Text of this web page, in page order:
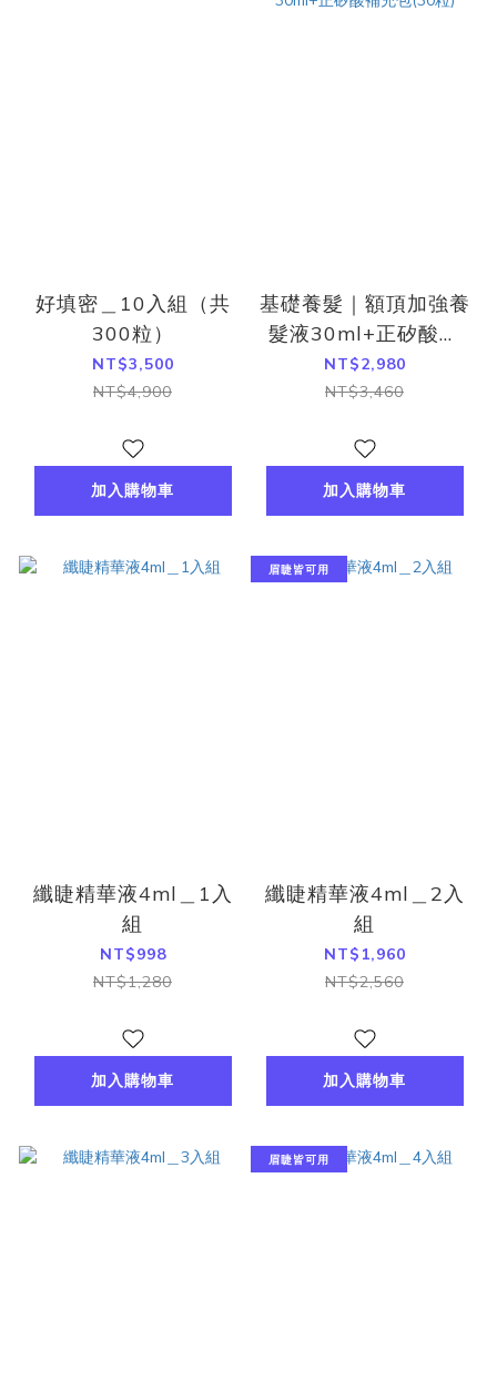
好填密＿10入組（共
300粒）
NT$3,500
NT$4,900
加入購物車
基礎養髮｜額頂加強養
髮液30ml+正矽酸補
充包(30粒)
NT$2,980
NT$3,460
加入購物車
纖睫精華液4ml＿1入
組
NT$998
NT$1,280
加入購物車
眉睫皆可用
纖睫精華液4ml＿2入
組
NT$1,960
NT$2,560
加入購物車
眉睫皆可用